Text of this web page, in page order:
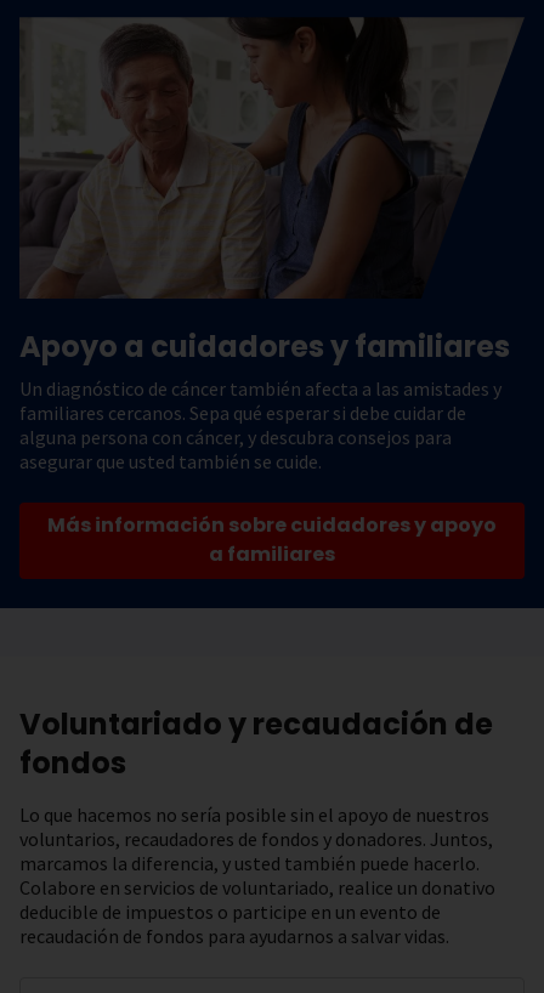
Apoyo a cuidadores y familiares
Un diagnóstico de cáncer también afecta a las amistades y
familiares cercanos. Sepa qué esperar si debe cuidar de
alguna persona con cáncer, y descubra consejos para
asegurar que usted también se cuide.
Más información sobre cuidadores y apoyo
a familiares
Voluntariado y recaudación de
fondos
Lo que hacemos no sería posible sin el apoyo de nuestros
voluntarios, recaudadores de fondos y donadores. Juntos,
marcamos la diferencia, y usted también puede hacerlo.
Colabore en servicios de voluntariado, realice un donativo
deducible de impuestos o participe en un evento de
recaudación de fondos para ayudarnos a salvar vidas.